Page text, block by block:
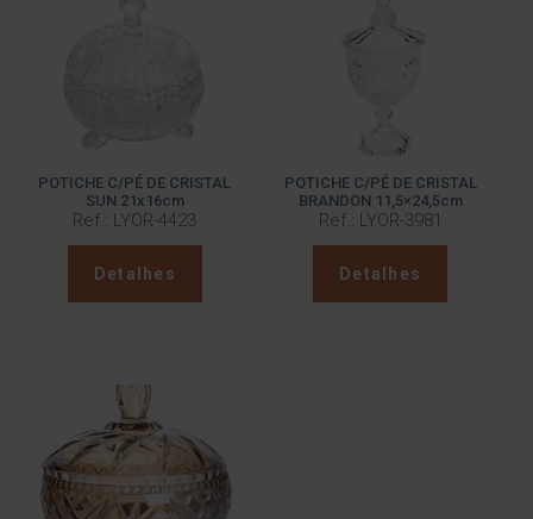
POTICHE C/PÉ DE CRISTAL
SUN 21x16cm
Ref.: LYOR-4423
Detalhes
POTICHE C/PÉ DE CRISTAL
BRANDON 11,5×24,5cm
Ref.: LYOR-3981
Detalhes